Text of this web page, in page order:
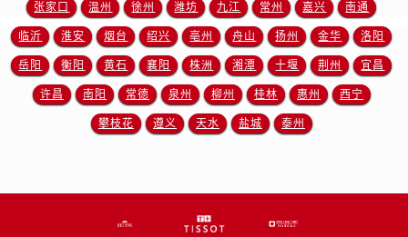
张家口 温州 徐州 潍坊 九江 常州 嘉兴 南通
临沂 淮安 烟台 绍兴 亳州 舟山 扬州 金华 洛阳
岳阳 衡阳 黄石 襄阳 株洲 湘潭 十堰 荆州 宜昌
许昌 南阳 常德 泉州 柳州 桂林 惠州 西宁
攀枝花 遵义 天水 盐城 泰州